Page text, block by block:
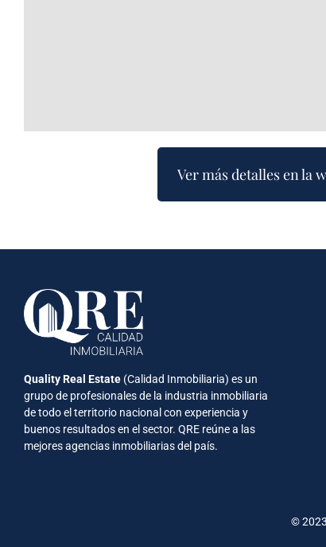
Ver más detalles en la
Quality Real Estate (Calidad Inmobiliaria) es un
grupo de profesionales de la industria inmobiliaria
de todo el territorio nacional con experiencia y
buenos resultados en el sector. QRE reúne a las
mejores agencias inmobiliarias del país.
©